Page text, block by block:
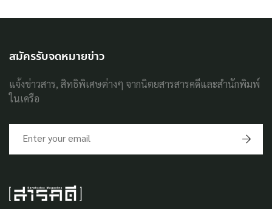
สมัครรับจดหมายข่าว
แจ้งข่าวสาร, สิทธิพิเศษต่างๆ จากนิตยสารสารคดีและสำนักพิมพ์
ในเครือ